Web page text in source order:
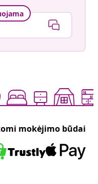
mokėjimo būdai